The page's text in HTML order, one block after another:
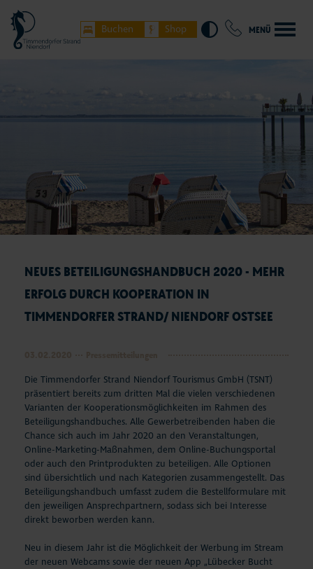
Buchen Shop MENÜ
NEUES BETEILIGUNGSHANDBUCH 2020 - MEHR
ERFOLG DURCH KOOPERATION IN
TIMMENDORFER STRAND/ NIENDORF OSTSEE
Die Timmendorfer Strand Niendorf Tourismus GmbH (TSNT)
präsentiert bereits zum dritten Mal die vielen verschiedenen
Varianten der Kooperationsmöglichkeiten im Rahmen des
Beteiligungshandbuches. Alle Gewerbetreibenden haben die
Chance sich auch im Jahr 2020 an den Veranstaltungen,
Online-Marketing-Maßnahmen, dem Online-Buchungsportal
oder auch den Printprodukten zu beteiligen. Alle Optionen
sind übersichtlich und nach Kategorien zusammengestellt. Das
Beteiligungshandbuch umfasst zudem die Bestellformulare mit
den jeweiligen Ansprechpartnern, sodass sich bei Interesse
direkt beworben werden kann.
Neu in diesem Jahr ist die Möglichkeit der Werbung im Stream
der neuen Webcams sowie der neuen App „Lübecker Bucht